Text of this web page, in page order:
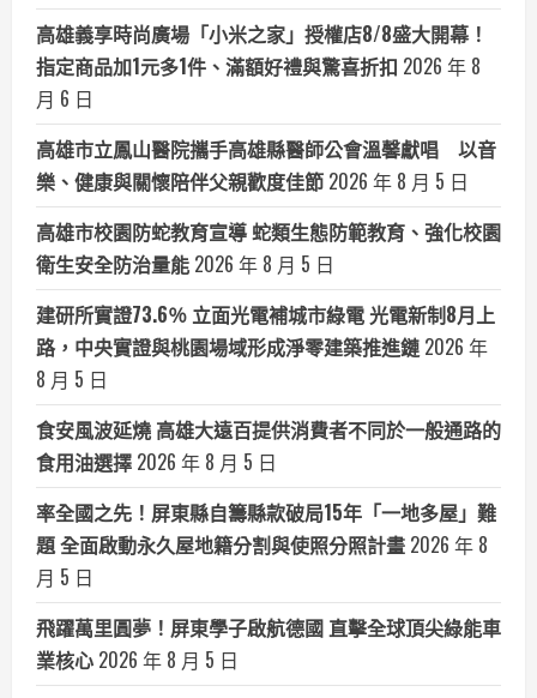
高雄義享時尚廣場「小米之家」授權店8/8盛大開幕！
指定商品加1元多1件、滿額好禮與驚喜折扣 2026 年 8
月 6 日
高雄市立鳳山醫院攜手高雄縣醫師公會溫馨獻唱 以音
樂、健康與關懷陪伴父親歡度佳節 2026 年 8 月 5 日
高雄市校園防蛇教育宣導 蛇類生態防範教育、強化校園
衛生安全防治量能 2026 年 8 月 5 日
建研所實證73.6％ 立面光電補城市綠電 光電新制8月上
路，中央實證與桃園場域形成淨零建築推進鏈 2026 年
8 月 5 日
食安風波延燒 高雄大遠百提供消費者不同於一般通路的
食用油選擇 2026 年 8 月 5 日
率全國之先！屏東縣自籌縣款破局15年「一地多屋」難
題 全面啟動永久屋地籍分割與使照分照計畫 2026 年 8
月 5 日
飛躍萬里圓夢！屏東學子啟航德國 直擊全球頂尖綠能車
業核心 2026 年 8 月 5 日